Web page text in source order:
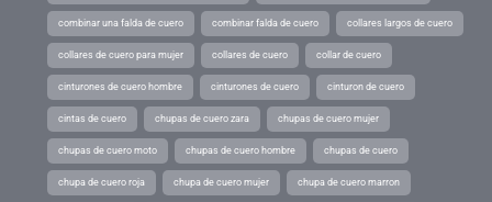
combinar una falda de cuero combinar falda de cuero collares largos de cuero
collares de cuero para mujer collares de cuero collar de cuero
cinturones de cuero hombre cinturones de cuero cinturon de cuero
cintas de cuero chupas de cuero zara chupas de cuero mujer
chupas de cuero moto chupas de cuero hombre chupas de cuero
chupa de cuero roja chupa de cuero mujer chupa de cuero marron